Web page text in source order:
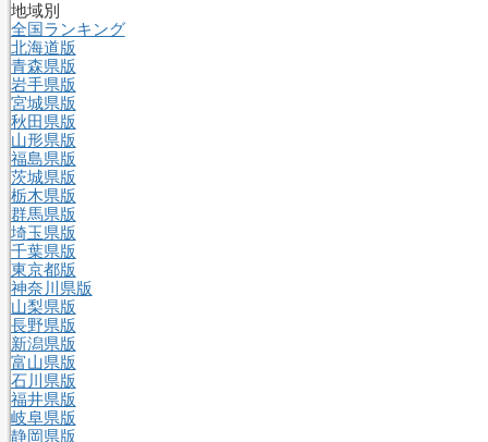
地域別
全国ランキング
北海道版
青森県版
岩手県版
宮城県版
秋田県版
山形県版
福島県版
茨城県版
栃木県版
群馬県版
埼玉県版
千葉県版
東京都版
神奈川県版
山梨県版
長野県版
新潟県版
富山県版
石川県版
福井県版
岐阜県版
静岡県版